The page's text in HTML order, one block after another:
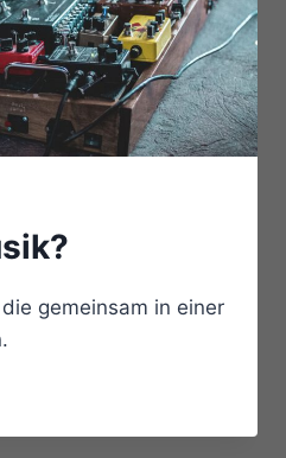
gemeinsam in einer